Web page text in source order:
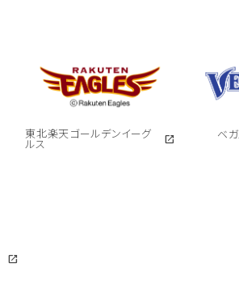
東北楽天ゴールデンイーグ
ルス open_in_new ベ
open_in_new